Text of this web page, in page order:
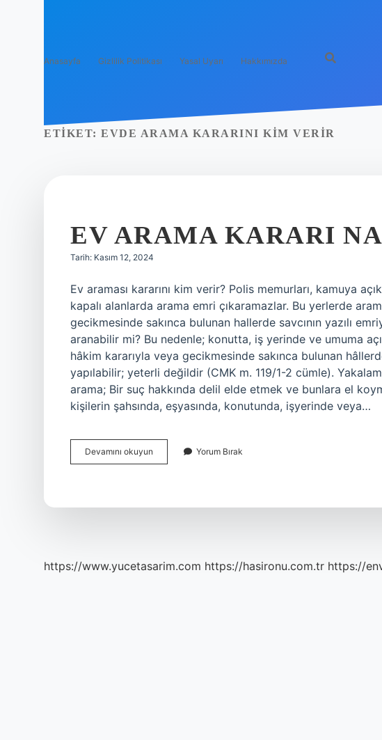
Anasayfa Gizlilik Politikası Yasal Uyarı Hakkımızda
ETIKET: EVDE ARAMA KARARINI KIM VERIR
EV ARAMA KARARI
Tarih: Kasım 12, 2024
Ev araması kararını kim verir? Polis memurları, kamuya
kapalı alanlarda arama emri çıkaramazlar. Bu yerlerde
gecikmesinde sakınca bulunan hallerde savcının yazılı
aranabilir mi? Bu nedenle; konutta, iş yerinde ve umuma
hâkim kararıyla veya gecikmesinde sakınca bulunan
yapılabilir; yeterli değildir (CMK m. 119/1-2 cümle).
arama; Bir suç hakkında delil elde etmek ve bunlara el
kişilerin şahsında, eşyasında, konutunda, işyerinde veya…
Devamını okuyun
Arama
Yorum Bırak
https://www.yucetasarim.com https://hasironu.com.tr https://